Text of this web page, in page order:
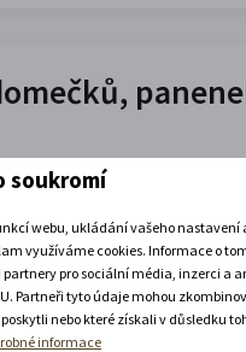
do 31. 8. 2026)
dobu
soukromí
webu, ukládání vašeho nastavení
využíváme cookies. Informace o
pro sociální média, inzerci a
Partneři tyto údaje mohou
nebo které získali v důsledku
informace